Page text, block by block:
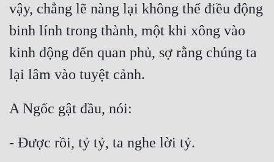
vậy, chẳng lẽ nàng lại không thể điều động
binh lính trong thành, một khi xông vào
kinh động đến quan phủ, sợ rằng chúng ta
lại lâm vào tuyệt cảnh.
A Ngốc gật đầu, nói:
- Được rồi, tỷ tỷ, ta nghe lời tỷ.